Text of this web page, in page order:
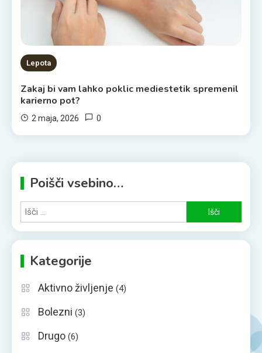
Lepota
Zakaj bi vam lahko poklic mediestetik spremenil
karierno pot?
2 maja, 2026 0
Poišči vsebino…
Kategorije
Aktivno življenje (4)
Bolezni (3)
Drugo (6)